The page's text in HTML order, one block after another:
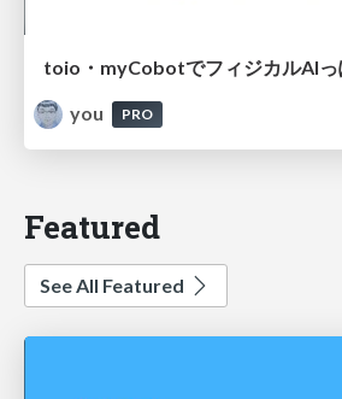
you
PRO
Featured
See All Featured